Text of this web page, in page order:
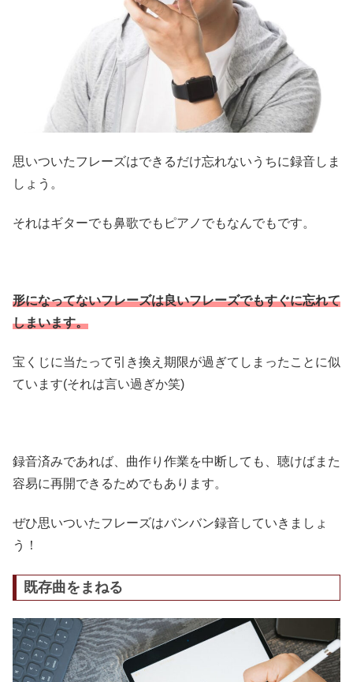
思いついたフレーズはできるだけ忘れないうちに録音しま
しょう。
それはギターでも鼻歌でもピアノでもなんでもです。
形になってないフレーズは良いフレーズでもすぐに忘れて
しまいます。
宝くじに当たって引き換え期限が過ぎてしまったことに似
ています(それは言い過ぎか笑)
録音済みであれば、曲作り作業を中断しても、聴けばまた
容易に再開できるためでもあります。
ぜひ思いついたフレーズはバンバン録音していきましょ
う！
既存曲をまねる